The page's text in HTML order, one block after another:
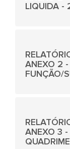
LIQUIDA -
ANEXO 2 -
FUNÇÃO/
ANEXO 3 -